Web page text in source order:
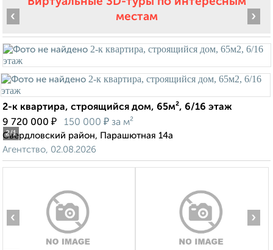
местам
2/1
‹ ›
2-к квартира, строящийся дом, 65м², 6/16 этаж
9 720 000 ₽ 150 000 ₽ за м²
Свердловский район, Парашютная 14а
Агентство, 02.08.2026
‹ ›